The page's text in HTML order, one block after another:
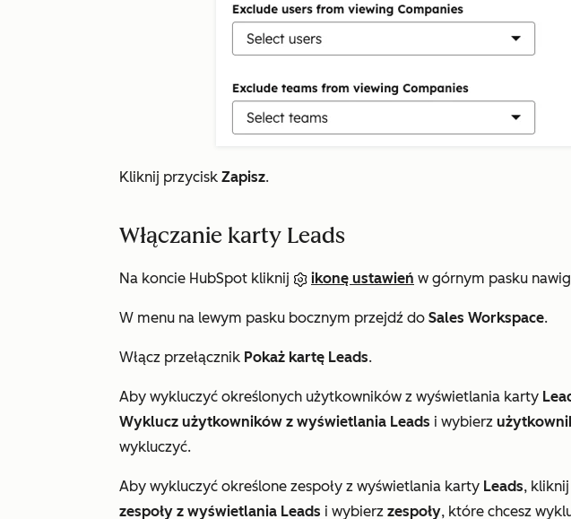
Kliknij przycisk Zapisz.
Włączanie karty Leads
Na koncie HubSpot kliknij ikonę ustawień w górnym pasku
W menu na lewym pasku bocznym przejdź do Sales Workspace.
Włącz przełącznik Pokaż kartę Leads.
Aby wykluczyć określonych użytkowników z wyświetlania karty
Wyklucz użytkowników z wyświetlania Leads i wybierz
wykluczyć.
Aby wykluczyć określone zespoły z wyświetlania karty Leads,
zespoły z wyświetlania Leads i wybierz zespoły, które chcesz